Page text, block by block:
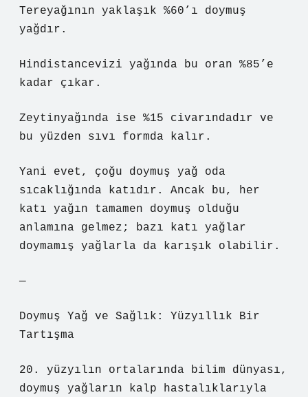
Tereyağının yaklaşık %60’ı doymuş
yağdır.
Hindistancevizi yağında bu oran %85’e
kadar çıkar.
Zeytinyağında ise %15 civarındadır ve
bu yüzden sıvı formda kalır.
Yani evet, çoğu doymuş yağ oda
sıcaklığında katıdır. Ancak bu, her
katı yağın tamamen doymuş olduğu
anlamına gelmez; bazı katı yağlar
doymamış yağlarla da karışık olabilir.
—
Doymuş Yağ ve Sağlık: Yüzyıllık Bir
Tartışma
20. yüzyılın ortalarında bilim dünyası,
doymuş yağların kalp hastalıklarıyla